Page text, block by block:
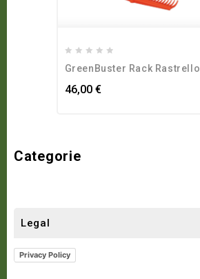
out
of
GreenBuster Rack Rastrello
46,00 €
Categorie
Legal
Privacy Policy